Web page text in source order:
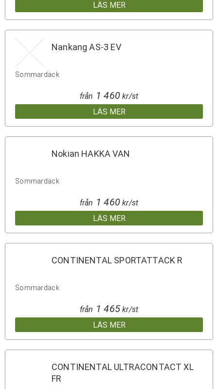
LÄS MER
Nankang AS-3 EV
Sommardäck
LÄS MER
från 1 460kr/st
Nokian HAKKA VAN
Sommardäck
LÄS MER
från 1 460kr/st
CONTINENTAL SPORTATTACK R
Sommardäck
LÄS MER
från 1 465kr/st
CONTINENTAL ULTRACONTACT XL
FR